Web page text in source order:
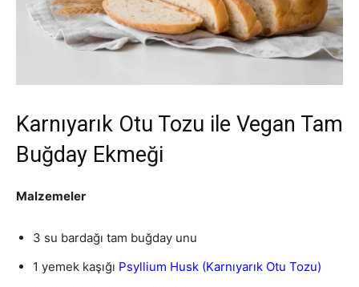
Karnıyarık Otu Tozu ile Vegan Tam
Buğday Ekmeği
Malzemeler
3 su bardağı tam buğday unu
1 yemek kaşığı Psyllium Husk (Karnıyarık Otu Tozu)